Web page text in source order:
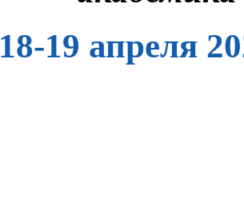
18-19 апреля